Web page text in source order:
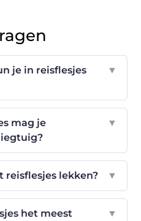
je in reisflesjes
▼
mag je
▼
reisflesjes lekken? ▼
het meest
▼